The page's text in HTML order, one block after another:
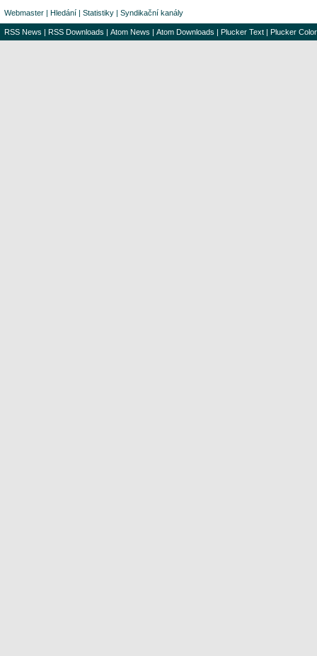
Webmaster | Hledání | Statistiky | Syndikační kanály
RSS News | RSS Downloads | Atom News | Atom Downloads | Plucker Text | Plucker Color